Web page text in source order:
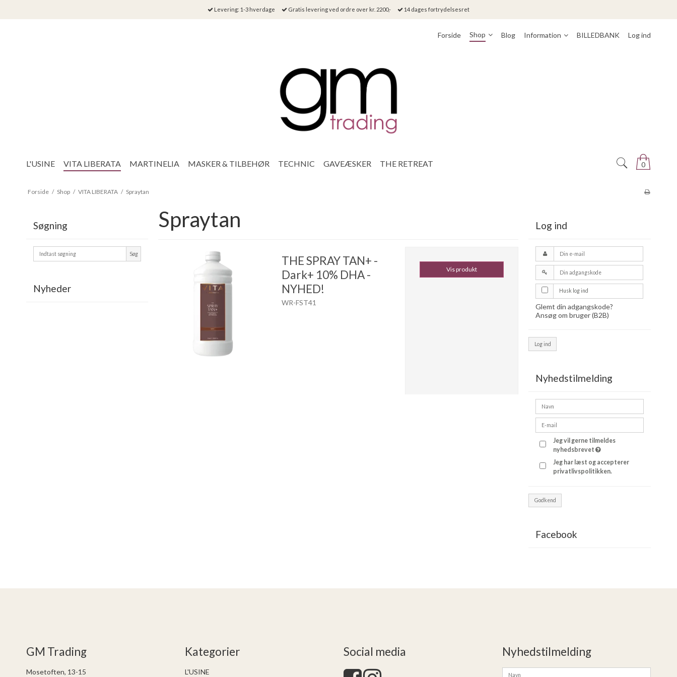
Levering: 1-3 hverdage Gratis levering ved ordre over kr. 2200,- 14 dages fortrydelsesret
Forside Shop Blog Information BILLEDBANK Log ind
0
L'USINE VITA LIBERATA MARTINELIA MASKER & TILBEHØR TECHNIC GAVEÆSKER THE RETREAT
Forside / Shop / VITA LIBERATA / Spraytan
Søgning
Søg
Nyheder
Spraytan
THE SPRAY TAN+ -
Dark+ 10% DHA -
NYHED!
WR-FST41
Vis produkt
Log ind
Husk log ind
Glemt din adgangskode?
Ansøg om bruger (B2B)
Log ind
Nyhedstilmelding
Jeg vil gerne tilmeldes
nyhedsbrevet
Jeg har læst og accepterer
privatlivspolitikken.
Godkend
Facebook
GM Trading
Mosetoften, 13-15
Kategorier
L'USINE
Social media Nyhedstilmelding